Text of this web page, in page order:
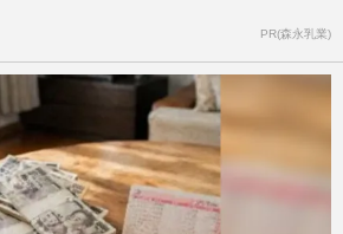
PR(森永乳業)